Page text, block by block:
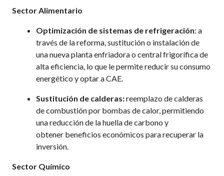
Sector Alimentario
Optimización de sistemas de refrigeración: a
través de la reforma, sustitución o instalación de
una nueva planta enfriadora o central frigorífica de
alta eficiencia, lo que le permite reducir su consumo
energético y optar a CAE.
Sustitución de calderas:reemplazo de calderas
de combustión por bombas de calor, permitiendo
una reducción de la huella de carbono y
obtener beneficios económicos para recuperar la
inversión.
Sector Químico